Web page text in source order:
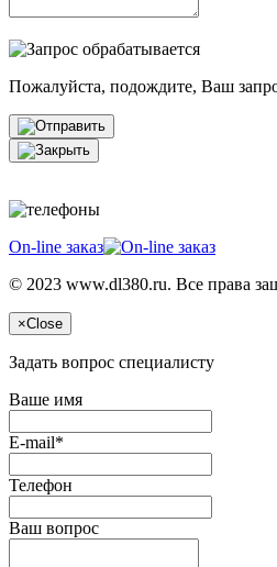
Пожалуйста, подождите, Ваш
On-line заказ
© 2023 www.dl380.ru. Все права
×Close
Задать вопрос специалисту
Ваше имя
E-mail*
Телефон
Ваш вопрос